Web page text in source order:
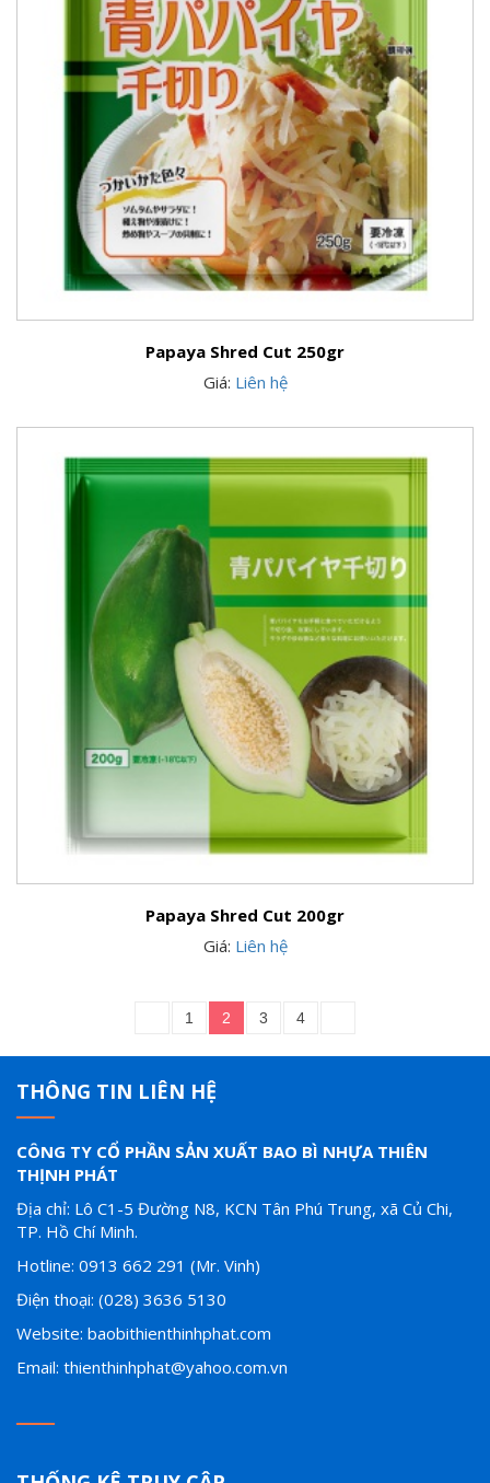
Papaya Shred Cut 250gr
Giá: Liên hệ
Papaya Shred Cut 200gr
Giá: Liên hệ
1 2 3 4
THÔNG TIN LIÊN HỆ
CÔNG TY CỔ PHẦN SẢN XUẤT BAO BÌ NHỰA THIÊN
THỊNH PHÁT
Địa chỉ: Lô C1-5 Đường N8, KCN Tân Phú Trung, xã Củ Chi,
TP. Hồ Chí Minh.
Hotline: 0913 662 291 (Mr. Vinh)
Điện thoại: (028) 3636 5130
Website: baobithienthinhphat.com
Email: thienthinhphat@yahoo.com.vn